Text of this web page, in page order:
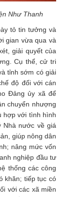
Như Thanh
tỏ tin tưởng và
gian vừa qua và
giải quyết của
Cụ thể, cử tri
tỉnh sớm có giải
độ đối với cán
Đảng ủy xã để
chuyển nhượng
hợp với tình hình
Nhà nước về giá
giúp nông dân
nâng mức vốn
nghiệp đầu tư
thống các công
khăn; tiếp tục có
với các xã miền